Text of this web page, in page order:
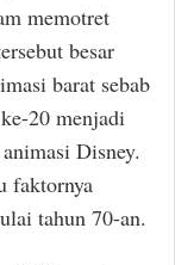
memotret
besar
barat sebab
20 menjadi
Disney.
faktornya
tahun 70-an.